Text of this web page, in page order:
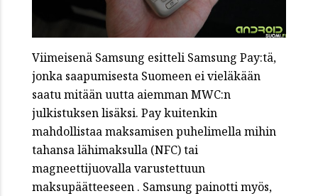
Viimeisenä Samsung esitteli Samsung Pay:tä,
jonka saapumisesta Suomeen ei vieläkään
saatu mitään uutta aiemman MWC:n
julkistuksen lisäksi. Pay kuitenkin
mahdollistaa maksamisen puhelimella mihin
tahansa lähimaksulla (NFC) tai
magneettijuovalla varustettuun
maksupäätteeseen . Samsung painotti myös,